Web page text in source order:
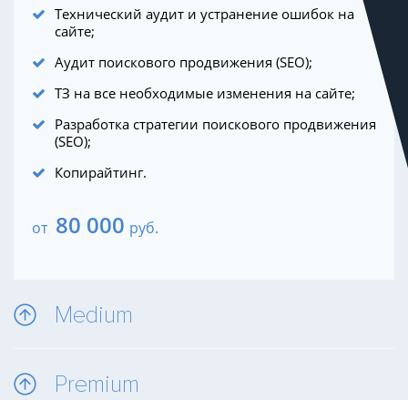
Технический аудит и устранение ошибок на
сайте;
Аудит поискового продвижения (SEO);
ТЗ на все необходимые изменения на сайте;
Разработка стратегии поискового продвижения
(SEO);
Копирайтинг.
от 80 000 руб.
Medium
Premium